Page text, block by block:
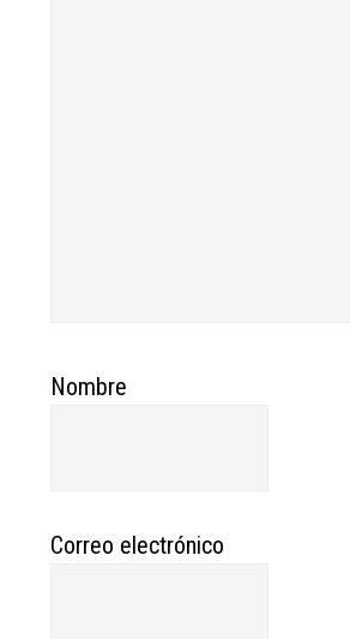
Nombre
Correo electrónico